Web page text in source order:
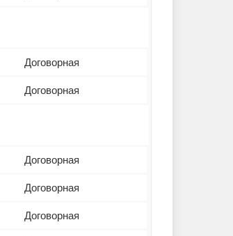
Договорная
Договорная
Договорная
Договорная
Договорная